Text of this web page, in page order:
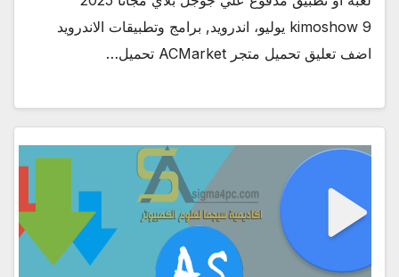
kimoshow 9 يوليو، اندرويد, برامج وتطبيقات الاندرويد
اضف تعليق تحميل متجر ACMarket تحميل…